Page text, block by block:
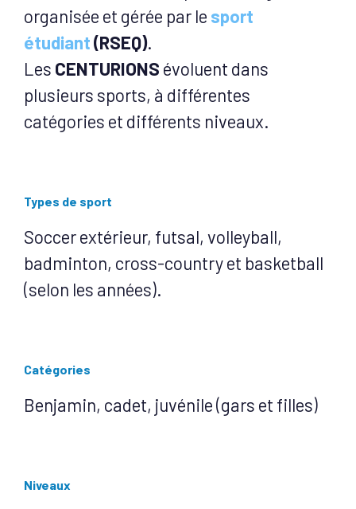
organisée et gérée par le sport
étudiant(RSEQ).
Les CENTURIONS évoluent dans
plusieurs sports, à différentes
catégories et différents niveaux.
Types de sport
Soccer extérieur, futsal, volleyball,
badminton, cross-country et basketball
(selon les années).
Catégories
Benjamin, cadet, juvénile (gars et filles)
Niveaux